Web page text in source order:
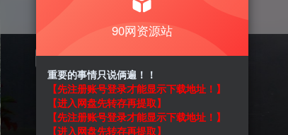
项目 剪辑 抖音 引流 短视频 带货
90网资源站
重要的事情只说俩遍！！
【先注册账号登录才能显示下载地址！】
【进入网盘先转存再提取】
【先注册账号登录才能显示下载地址！】
【进入网盘先转存再提取】